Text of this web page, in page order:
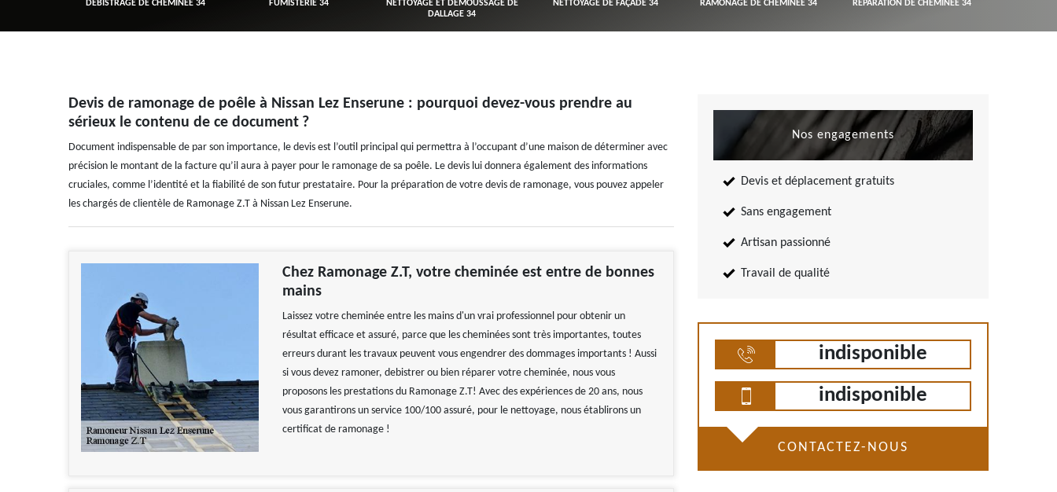
DÉBISTRAGE DE CHEMINÉE 34 FUMISTERIE 34
NETTOYAGE ET DÉMOUSSAGE DE
DALLAGE 34
NETTOYAGE DE FAÇADE 34 RAMONAGE DE CHEMINÉE 34 RÉPARATION DE CHEMINÉE 34
Devis de ramonage de poêle à Nissan Lez Enserune : pourquoi devez-vous prendre au
sérieux le contenu de ce document ?
Document indispensable de par son importance, le devis est l’outil principal qui permettra à l’occupant d’une maison de déterminer avec
précision le montant de la facture qu’il aura à payer pour le ramonage de sa poêle. Le devis lui donnera également des informations
cruciales, comme l’identité et la fiabilité de son futur prestataire. Pour la préparation de votre devis de ramonage, vous pouvez appeler
les chargés de clientèle de Ramonage Z.T à Nissan Lez Enserune.
Chez Ramonage Z.T, votre cheminée est entre de bonnes
mains
Laissez votre cheminée entre les mains d'un vrai professionnel pour obtenir un
résultat efficace et assuré, parce que les cheminées sont très importantes, toutes
erreurs durant les travaux peuvent vous engendrer des dommages importants ! Aussi
si vous devez ramoner, debistrer ou bien réparer votre cheminée, nous vous
proposons les prestations du Ramonage Z.T! Avec des expériences de 20 ans, nous
vous garantirons un service 100/100 assuré, pour le nettoyage, nous établirons un
certificat de ramonage !
Nos engagements
Devis et déplacement gratuits
Sans engagement
Artisan passionné
Travail de qualité
indisponible
indisponible
CONTACTEZ-NOUS